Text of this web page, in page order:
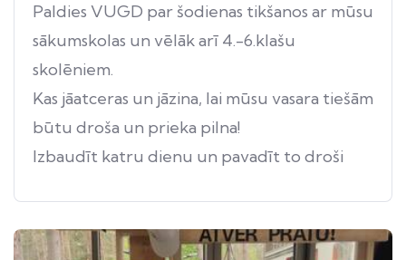
Paldies VUGD par šodienas tikšanos ar mūsu
sākumskolas un vēlāk arī 4.-6.klašu
skolēniem.
Kas jāatceras un jāzina, lai mūsu vasara tiešām
būtu droša un prieka pilna!
Izbaudīt katru dienu un pavadīt to droši